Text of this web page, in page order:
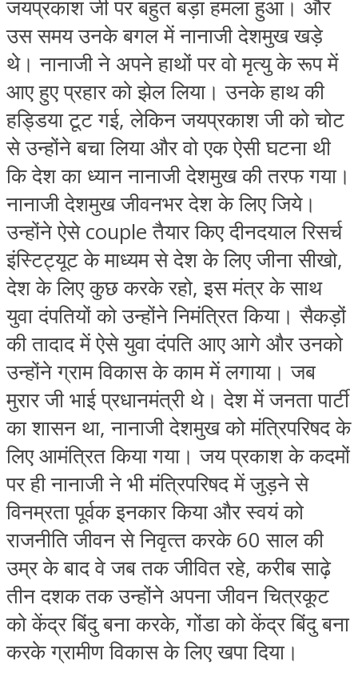
जयप्रकाश जी पर बहुत बड़ा हमला हुआ। और
उस समय उनके बगल में नानाजी देशमुख खड़े
थे। नानाजी ने अपने हाथों पर वो मृत्‍यु के रूप में
आए हुए प्रहार को झेल लिया। उनके हाथ की
हड्डिया टूट गई, लेकिन जयप्रकाश जी को चोट
से उन्‍होंने बचा लिया और वो एक ऐसी घटना थी
कि देश का ध्‍यान नानाजी देशमुख की तरफ गया।
नानाजी देशमुख जीवनभर देश के लिए जिये।
उन्‍होंने ऐसे couple तैयार किए दीनदयाल रिसर्च
इंस्टिट्यूट के माध्‍यम से देश के लिए जीना सीखो,
देश के लिए कुछ करके रहो, इस मंत्र के साथ
युवा दंपतियों को उन्‍होंने निमंत्रित किया। सैकड़ों
की तादाद में ऐसे युवा दंपति आए आगे और उनको
उन्‍होंने ग्राम विकास के काम में लगाया। जब
मुरार जी भाई प्रधानमंत्री थे। देश में जनता पार्टी
का शासन था, नानाजी देशमुख को मंत्रिपरिषद के
लिए आमंत्रित किया गया। जय प्रकाश के कदमों
पर ही नानाजी ने भी मंत्रिपरिषद में जुड़ने से
विनम्रता पूर्वक इनकार किया और स्‍वयं को
राजनीति जीवन से निवृत्‍त करके 60 साल की
उम्र के बाद वे जब तक जीवित रहे, करीब साढ़े
तीन दशक तक उन्‍होंने अपना जीवन चित्रकूट
को केंद्र बिंदु बना करके, गोंडा को केंद्र बिंदु बना
करके ग्रामीण विकास के लिए खपा दिया।